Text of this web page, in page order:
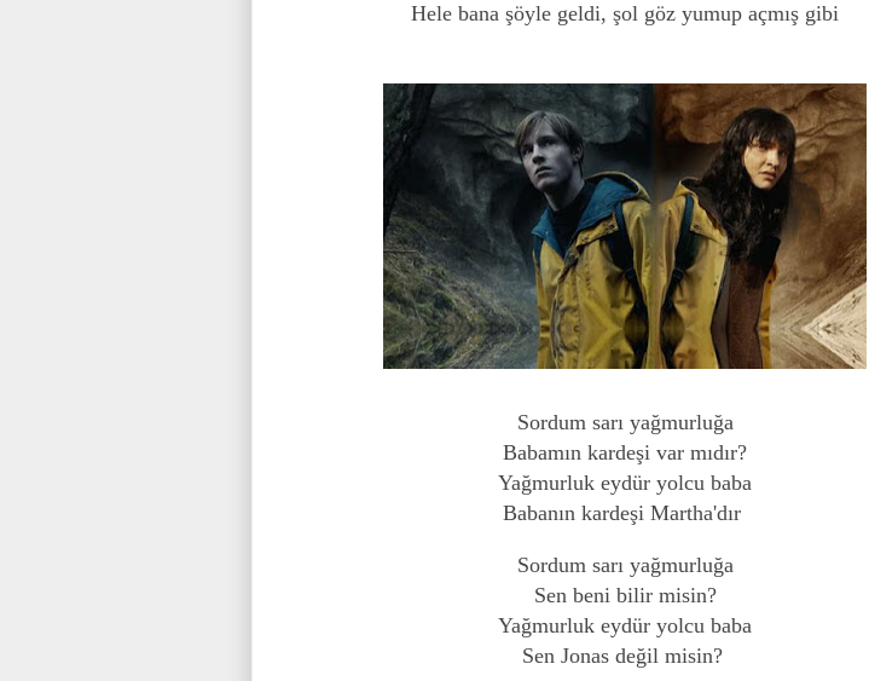
Hele bana şöyle geldi, şol göz yumup açmış gibi
Sordum sarı yağmurluğa
Babamın kardeşi var mıdır?
Yağmurluk eydür yolcu baba
Babanın kardeşi Martha'dır
Sordum sarı yağmurluğa
Sen beni bilir misin?
Yağmurluk eydür yolcu baba
Sen Jonas değil misin?